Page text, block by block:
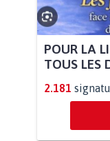
POUR LA
TOUS LES
2.181